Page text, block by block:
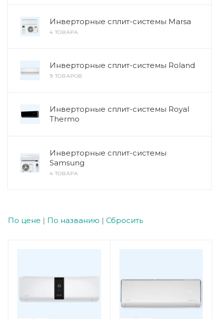
Инверторные сплит-системы Marsa
4 ТОВАРА
Инверторные сплит-системы Roland
9 ТОВАРОВ
Инверторные сплит-системы Royal
Thermo
Инверторные сплит-системы
Samsung
4 ТОВАРА
По цене | По названию | Сбросить